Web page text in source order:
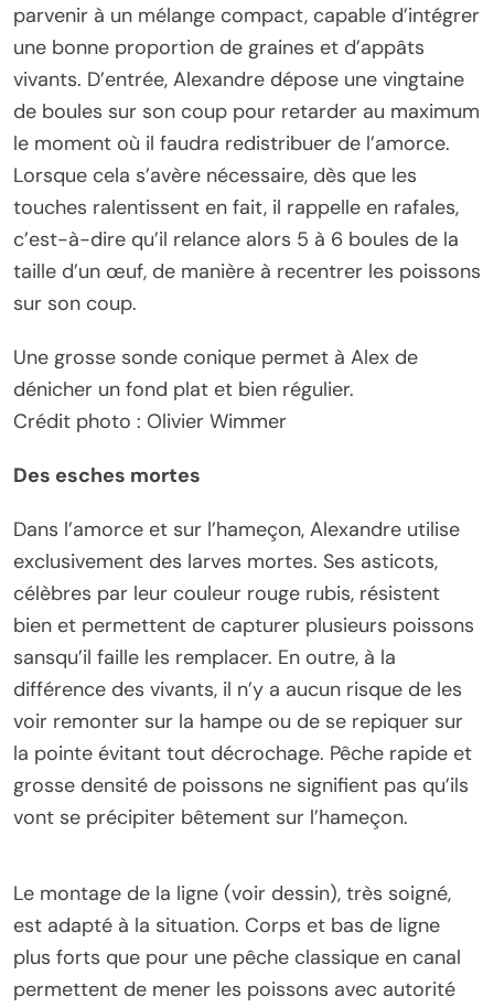
parvenir à un mélange compact, capable d’intégrer
une bonne proportion de graines et d’appâts
vivants. D’entrée, Alexandre dépose une vingtaine
de boules sur son coup pour retarder au maximum
le moment où il faudra redistribuer de l’amorce.
Lorsque cela s’avère nécessaire, dès que les
touches ralentissent en fait, il rappelle en rafales,
c’est-à-dire qu’il relance alors 5 à 6 boules de la
taille d’un œuf, de manière à recentrer les poissons
sur son coup.
Une grosse sonde conique permet à Alex de
dénicher un fond plat et bien régulier.
Crédit photo : Olivier Wimmer
Des esches mortes
Dans l’amorce et sur l’hameçon, Alexandre utilise
exclusivement des larves mortes. Ses asticots,
célèbres par leur couleur rouge rubis, résistent
bien et permettent de capturer plusieurs poissons
sansqu’il faille les remplacer. En outre, à la
différence des vivants, il n’y a aucun risque de les
voir remonter sur la hampe ou de se repiquer sur
la pointe évitant tout décrochage. Pêche rapide et
grosse densité de poissons ne signifient pas qu’ils
vont se précipiter bêtement sur l’hameçon.
Le montage de la ligne (voir dessin), très soigné,
est adapté à la situation. Corps et bas de ligne
plus forts que pour une pêche classique en canal
permettent de mener les poissons avec autorité